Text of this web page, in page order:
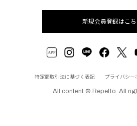
新規会員登録はこち
特定商取引法に基づく表記 プライバシー
All content © Repetto. All